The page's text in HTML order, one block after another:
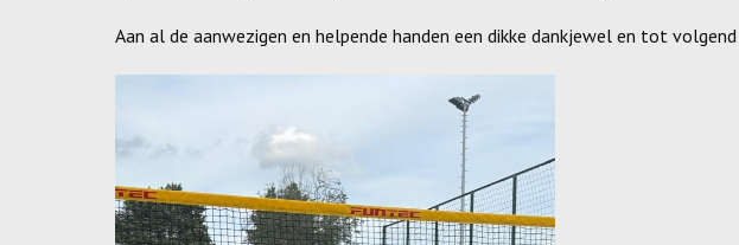
Aan al de aanwezigen en helpende handen een dikke dankjewel en tot volgend